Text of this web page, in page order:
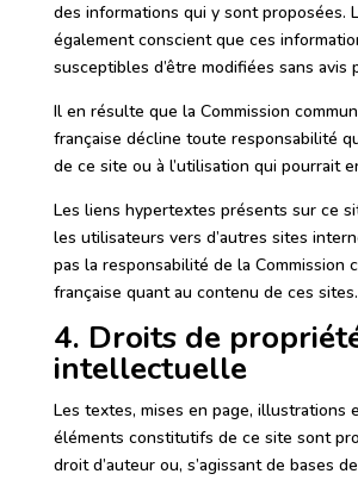
des informations qui y sont proposées.
également conscient que ces
susceptibles d’être modifiées sans avis
Il en résulte que la Commission
française décline toute responsabilité
de ce site ou à l’utilisation qui pourrait
Les liens hypertextes présents sur ce
les utilisateurs vers d’autres sites
pas la responsabilité de la Commission
française quant au contenu de ces sites.
4. Droits de
intellectuelle
Les textes, mises en page, illustrations
éléments constitutifs de ce site sont
droit d’auteur ou, s’agissant de bases